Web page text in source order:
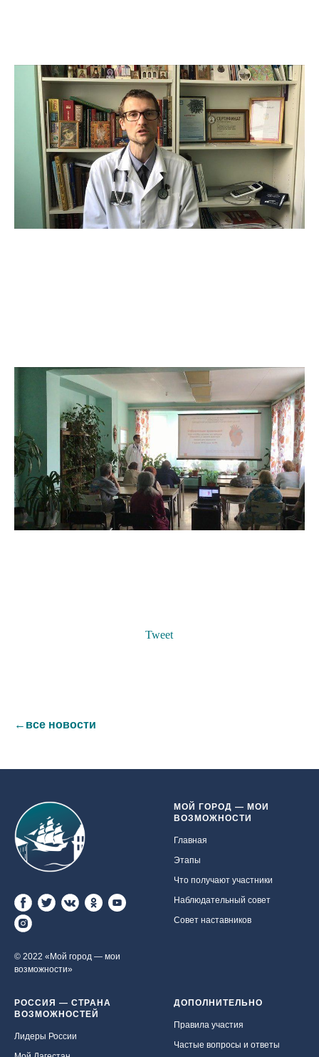
Tweet
←все новости
© 2022 «Мой город — мои
возможности»
МОЙ ГОРОД — МОИ
ВОЗМОЖНОСТИ
Главная
Этапы
Что получают участники
Наблюдательный совет
Совет наставников
РОССИЯ — СТРАНА
ВОЗМОЖНОСТЕЙ
Лидеры России
ДОПОЛНИТЕЛЬНО
Правила участия
Частые вопросы и ответы